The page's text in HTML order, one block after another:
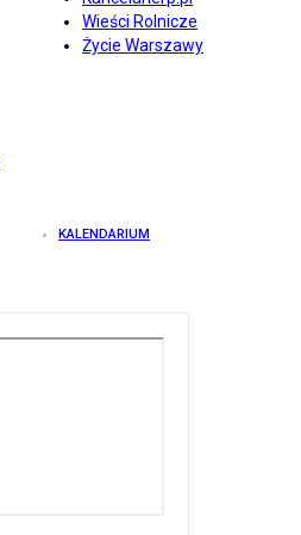
Wieści Rolnicze
Życie Warszawy
KALENDARIUM